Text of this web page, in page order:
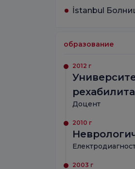
İstanbul
образование
2012 г
Доцент
2010 г
2003 г